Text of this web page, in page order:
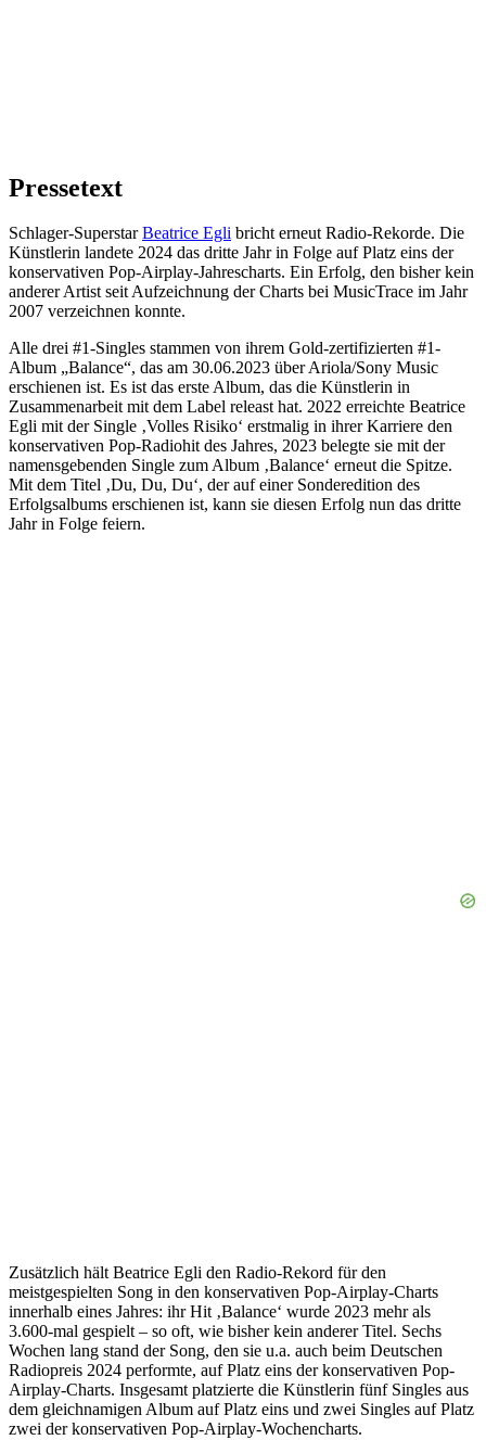
Pressetext
Schlager-SuperstarBeatrice Egli bricht erneut Radio-Rekorde. Die
Künstlerin landete 2024 das dritte Jahr in Folge auf Platz eins der
konservativen Pop-Airplay-Jahrescharts. Ein Erfolg, den bisher kein
anderer Artist seit Aufzeichnung der Charts bei MusicTrace im Jahr
2007 verzeichnen konnte.
Alle drei #1-Singles stammen von ihrem Gold-zertifizierten #1-
Album „Balance“, das am 30.06.2023 über Ariola/Sony Music
erschienen ist. Es ist das erste Album, das die Künstlerin in
Zusammenarbeit mit dem Label releast hat. 2022 erreichte Beatrice
Egli mit der Single ‚Volles Risiko‘ erstmalig in ihrer Karriere den
konservativen Pop-Radiohit des Jahres, 2023 belegte sie mit der
namensgebenden Single zum Album ‚Balance‘ erneut die Spitze.
Mit dem Titel ‚Du, Du, Du‘, der auf einer Sonderedition des
Erfolgsalbums erschienen ist, kann sie diesen Erfolg nun das dritte
Jahr in Folge feiern.
Zusätzlich hält Beatrice Egli den Radio-Rekord für den
meistgespielten Song in den konservativen Pop-Airplay-Charts
innerhalb eines Jahres: ihr Hit ‚Balance‘ wurde 2023 mehr als
3.600-mal gespielt – so oft, wie bisher kein anderer Titel. Sechs
Wochen lang stand der Song, den sie u.a. auch beim Deutschen
Radiopreis 2024 performte, auf Platz eins der konservativen Pop-
Airplay-Charts. Insgesamt platzierte die Künstlerin fünf Singles aus
dem gleichnamigen Album auf Platz eins und zwei Singles auf Platz
zwei der konservativen Pop-Airplay-Wochencharts.